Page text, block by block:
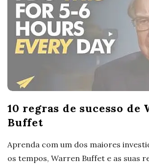
10 regras de sucesso de
Buffet
Aprenda com um dos maiores
os tempos, Warren Buffet e as suas